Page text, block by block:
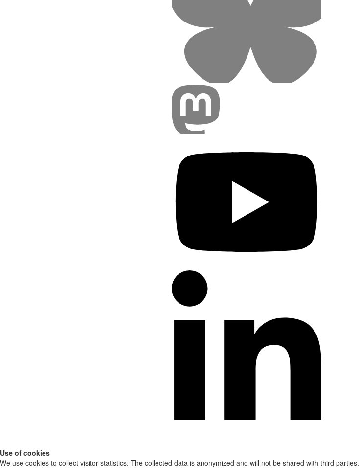
Use of cookies
We use cookies to collect visitor statistics. The collected data is anonymized and will not be shared with third parties.